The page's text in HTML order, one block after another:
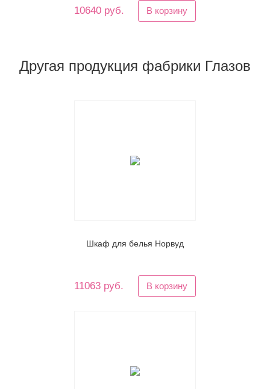
10640 руб. В корзину
Другая продукция фабрики Глазов
Шкаф для белья Норвуд
11063 руб. В корзину